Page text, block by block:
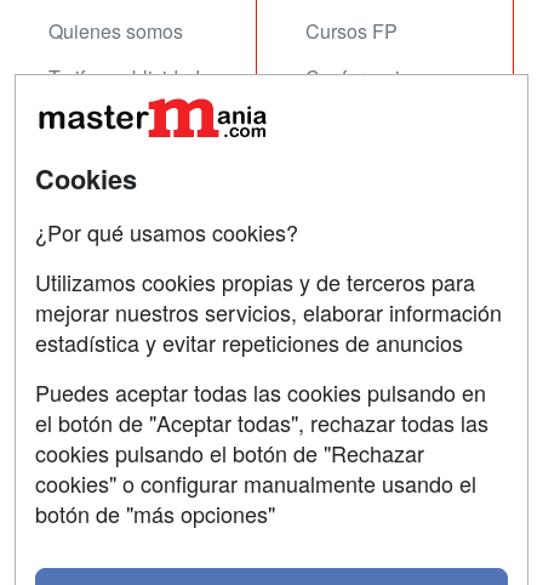
Quienes somos
Tarifas publicidad
Acceso Usuarios
Acceso Centros
Cursos FP
Conferencias
Contactar
Confidencialidad
Aviso legal
Copyleft
Cookies
¿Por qué usamos cookies?
Utilizamos cookies propias y de terceros para
mejorar nuestros servicios, elaborar información
estadística y evitar repeticiones de anuncios
Puedes aceptar todas las cookies pulsando en
el botón de "Aceptar todas", rechazar todas las
cookies pulsando el botón de "Rechazar
cookies" o configurar manualmente usando el
botón de "más opciones"